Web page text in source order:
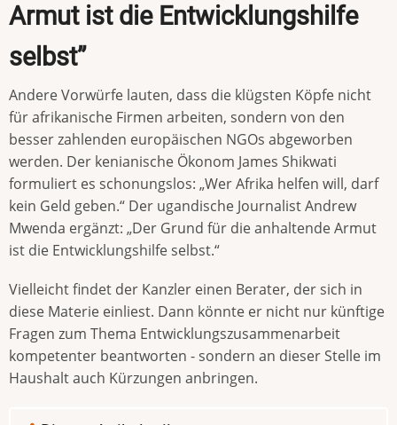
Armut ist die Entwicklungshilfe
selbst”
Andere Vorwürfe lauten, dass die klügsten Köpfe nicht
für afrikanische Firmen arbeiten, sondern von den
besser zahlenden europäischen NGOs abgeworben
werden. Der kenianische Ökonom James Shikwati
formuliert es schonungslos: „Wer Afrika helfen will, darf
kein Geld geben.“ Der ugandische Journalist Andrew
Mwenda ergänzt: „Der Grund für die anhaltende Armut
ist die Entwicklungshilfe selbst.“
Vielleicht findet der Kanzler einen Berater, der sich in
diese Materie einliest. Dann könnte er nicht nur künftige
Fragen zum Thema Entwicklungszusammenarbeit
kompetenter beantworten - sondern an dieser Stelle im
Haushalt auch Kürzungen anbringen.